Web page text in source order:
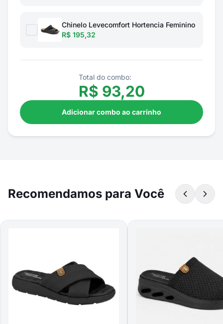
Chinelo Levecomfort Hortencia Feminino
R$ 195,32
Total do combo:
R$ 93,20
Adicionar combo ao carrinho
Recomendamos para Você